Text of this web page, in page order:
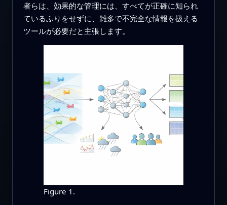
者らは、効果的な管理には、すべてが正確に知られ
ているふりをせずに、雑多で不完全な情報を扱える
ツールが必要だと主張します。
Figure 1.